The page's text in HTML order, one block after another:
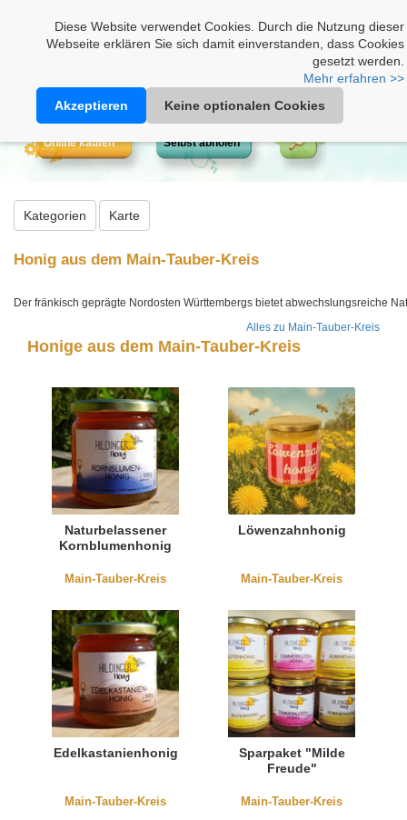
Diese Website verwendet Cookies. Durch die Nutzung dieser
Webseite erklären Sie sich damit einverstanden, dass Cookies
gesetzt werden.
Mehr erfahren >>
Akzeptieren
Keine optionalen Cookies
Online kaufen Selbst abholen
Kategorien Karte
Honig aus dem Main-Tauber-Kreis
Der fränkisch geprägte Nordosten Württembergs bietet abwechslungsreiche
Alles zu Main-Tauber-Kreis
Honige aus dem Main-Tauber-Kreis
Naturbelassener
Kornblumenhonig
Main-Tauber-Kreis
Löwenzahnhonig
Main-Tauber-Kreis
Edelkastanienhonig
Main-Tauber-Kreis
Sparpaket "Milde
Freude"
Main-Tauber-Kreis